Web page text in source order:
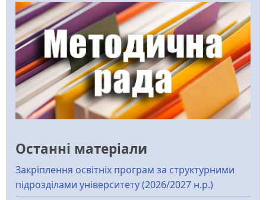
Останні матеріали
Закріплення освітніх програм за структурними
підрозділами університету (2026/2027 н.р.)